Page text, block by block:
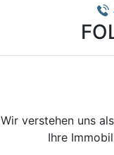
Wir verstehen uns
Ihre